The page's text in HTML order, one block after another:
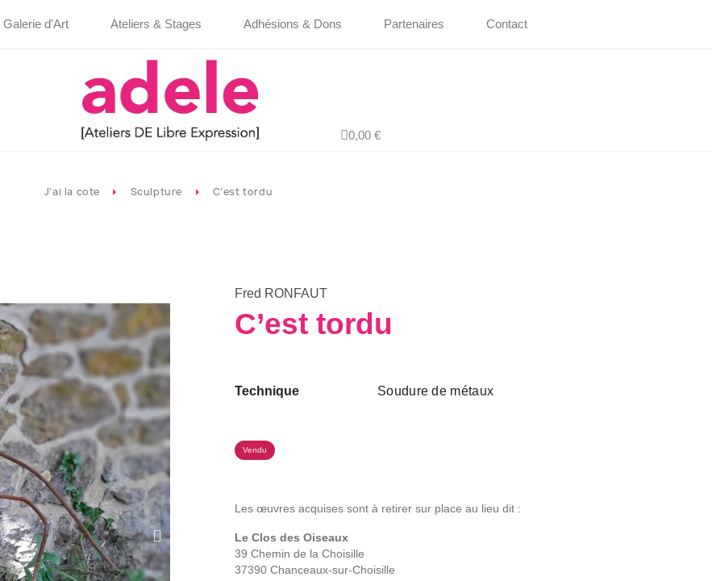
Galerie d'Art Ateliers & Stages Adhésions & Dons Partenaires Contact
0,00 €
J'ai la cote Sculpture C’est tordu
Fred RONFAUT
C’est tordu
Technique Soudure de métaux
Vendu
Les œuvres acquises sont à retirer sur place au lieu dit :
Le Clos des Oiseaux
39 Chemin de la Choisille
37390 Chanceaux-sur-Choisille